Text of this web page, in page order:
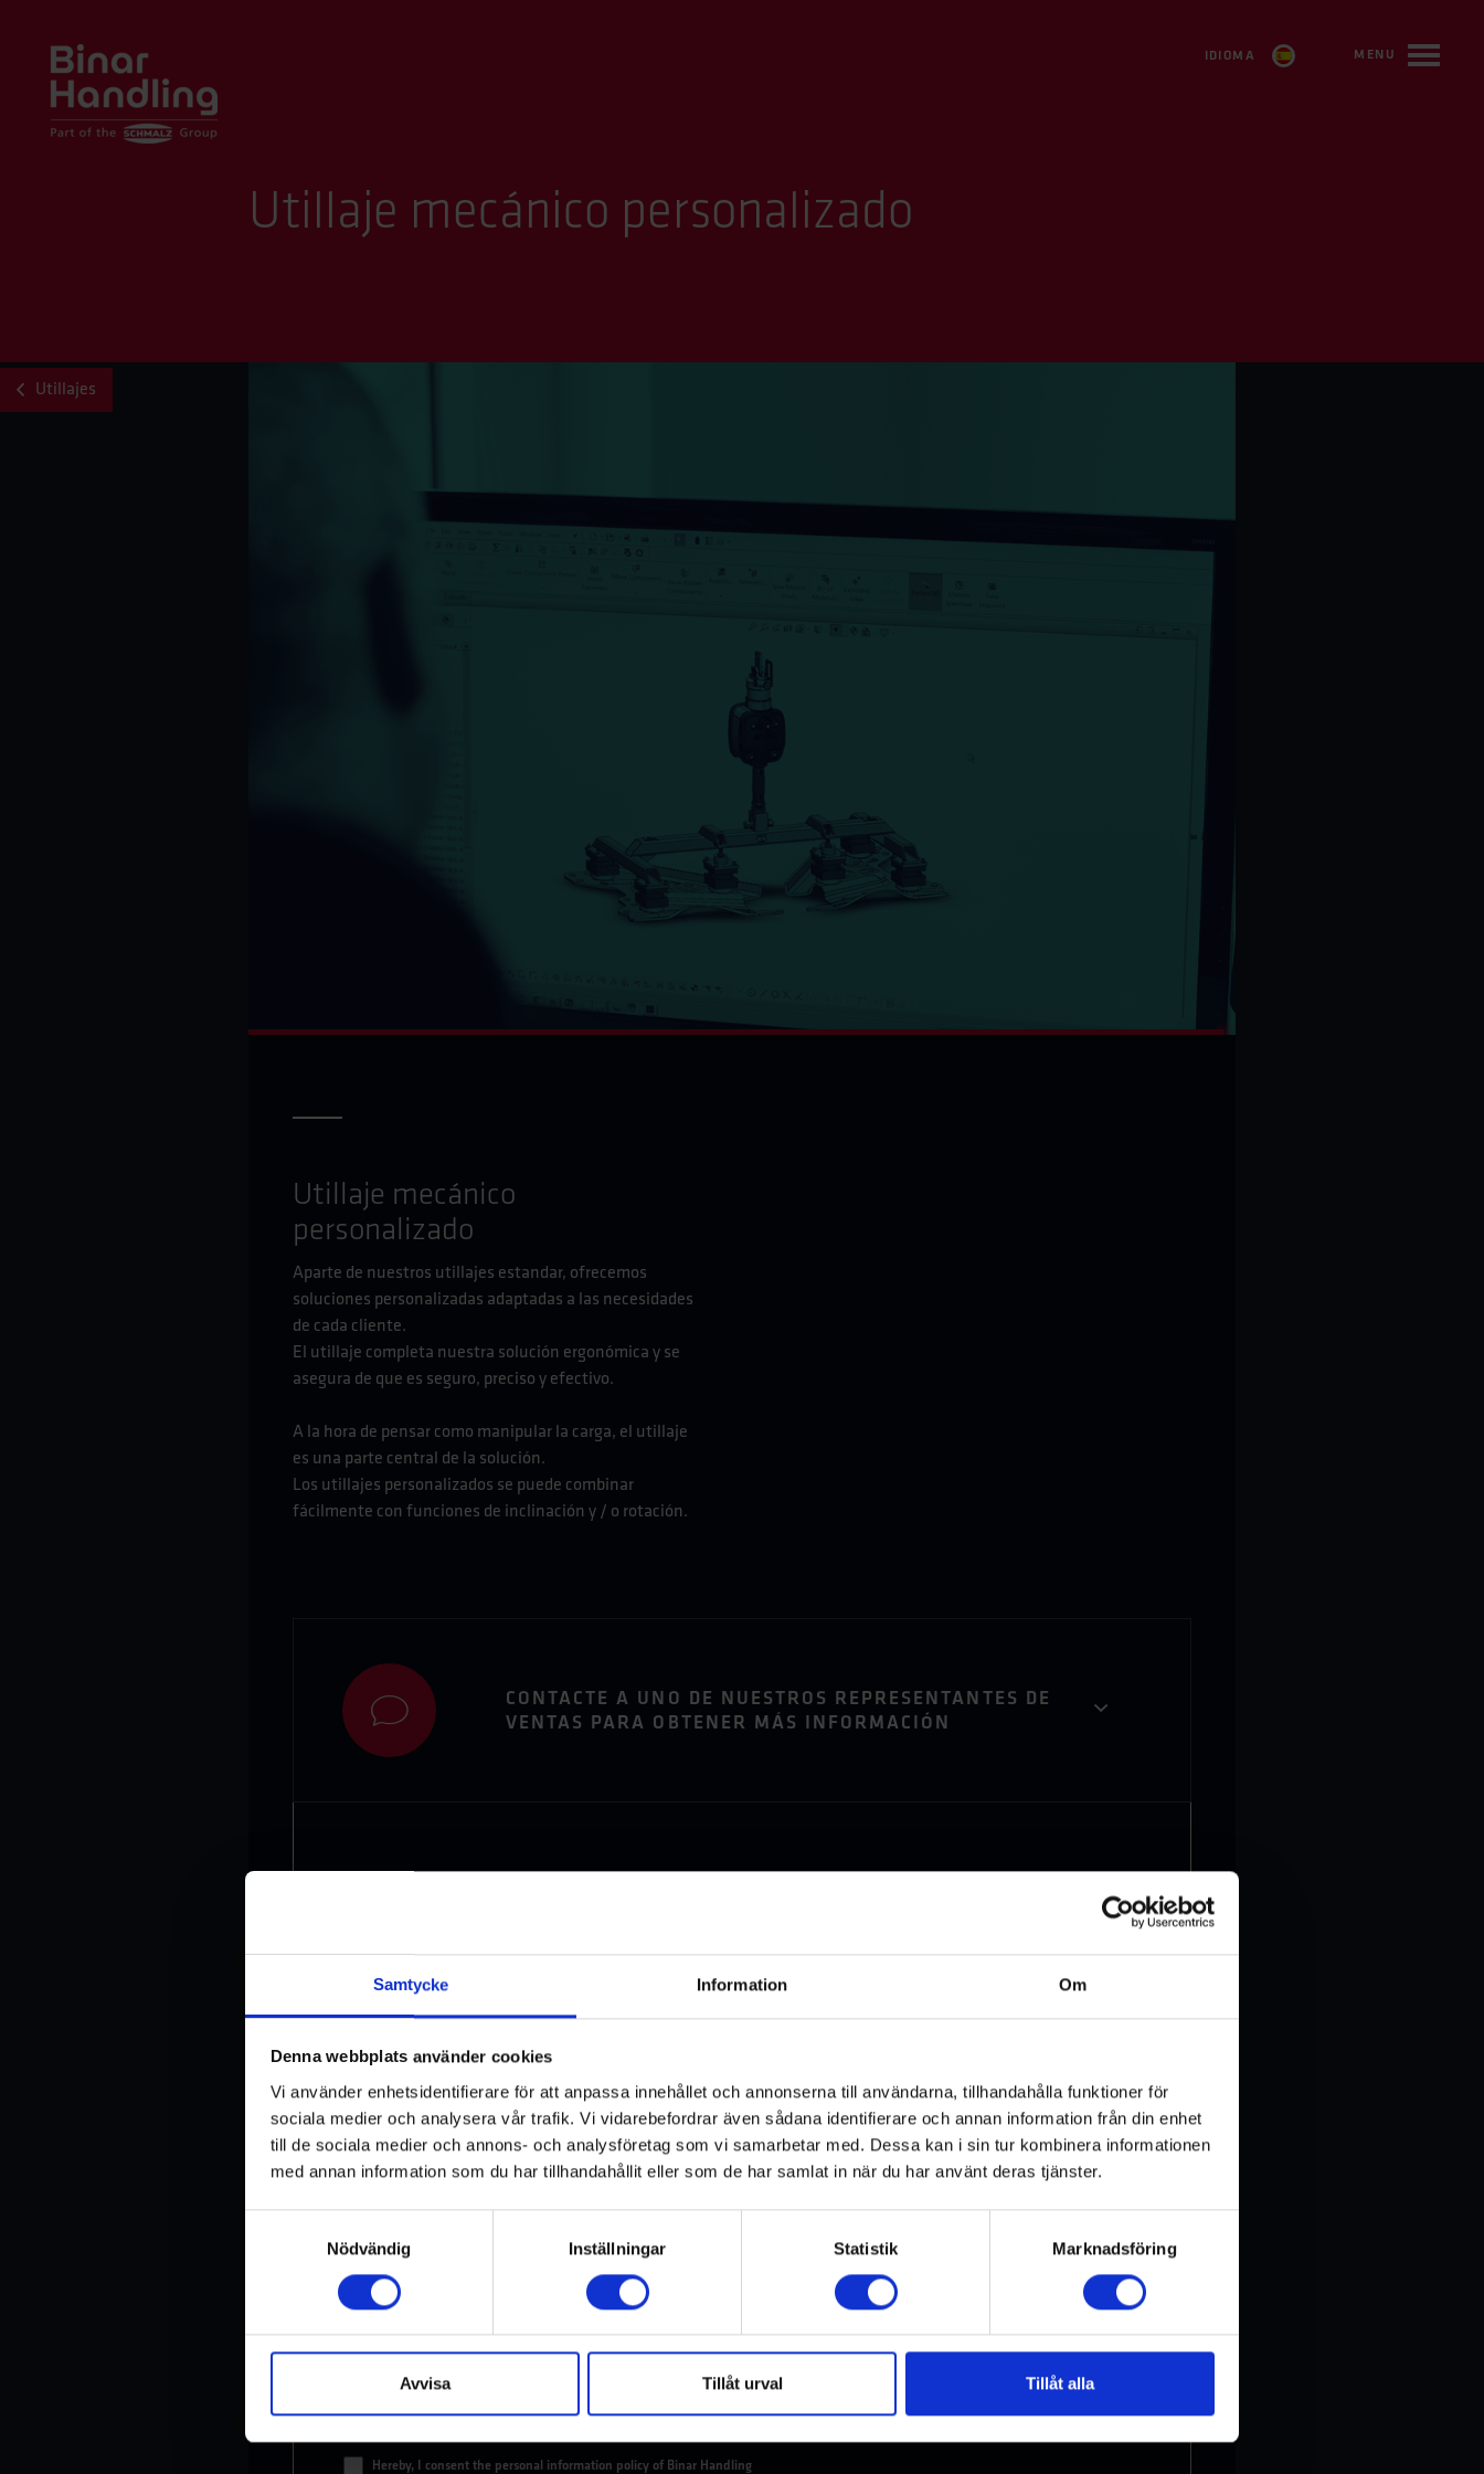
Samtycke Information Om
Denna webbplats använder cookies
Vi använder enhetsidentifierare för att anpassa innehållet och annonserna till användarna, tillhandahålla funktioner för
sociala medier och analysera vår trafik. Vi vidarebefordrar även sådana identifierare och annan information från din enhet
till de sociala medier och annons- och analysföretag som vi samarbetar med. Dessa kan i sin tur kombinera informationen
med annan information som du har tillhandahållit eller som de har samlat in när du har använt deras tjänster.
Nödvändig
Inställningar Statistik Marknadsföring
Avvisa Tillåt urval Tillåt alla
IDIOMA MENU
Utillaje mecánico personalizado
Utillajes
Utillaje mecánico
personalizado
Aparte de nuestros utillajes estandar, ofrecemos
soluciones personalizadas adaptadas a las necesidades
de cada cliente.
El utillaje completa nuestra solución ergonómica y se
asegura de que es seguro, preciso y efectivo.
A la hora de pensar como manipular la carga, el utillaje
es una parte central de la solución.
Los utillajes personalizados se puede combinar
fácilmente con funciones de inclinación y / o rotación.
CONTACTE A UNO DE NUESTROS REPRESENTANTES DE
VENTAS PARA OBTENER MÁS INFORMACIÓN
Name *
E-
Subject *
Message
Hereby, I consent the personal information policy of Binar Handling